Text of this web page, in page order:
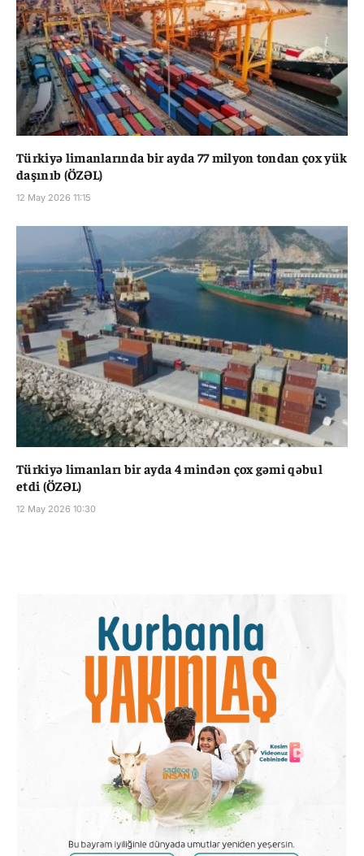
Türkiyə limanlarında bir ayda 77 milyon tondan çox yük
daşınıb (ÖZƏL)
12 May 2026 11:15
Türkiyə limanları bir ayda 4 mindən çox gəmi qəbul
etdi (ÖZƏL)
12 May 2026 10:30